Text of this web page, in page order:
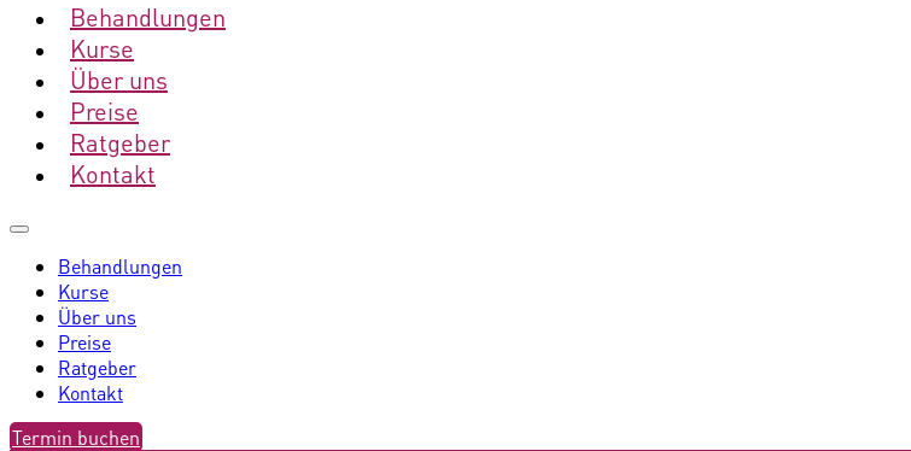
Behandlungen
Kurse
Über uns
Preise
Ratgeber
Kontakt
Behandlungen
Kurse
Über uns
Preise
Ratgeber
Kontakt
Termin buchen